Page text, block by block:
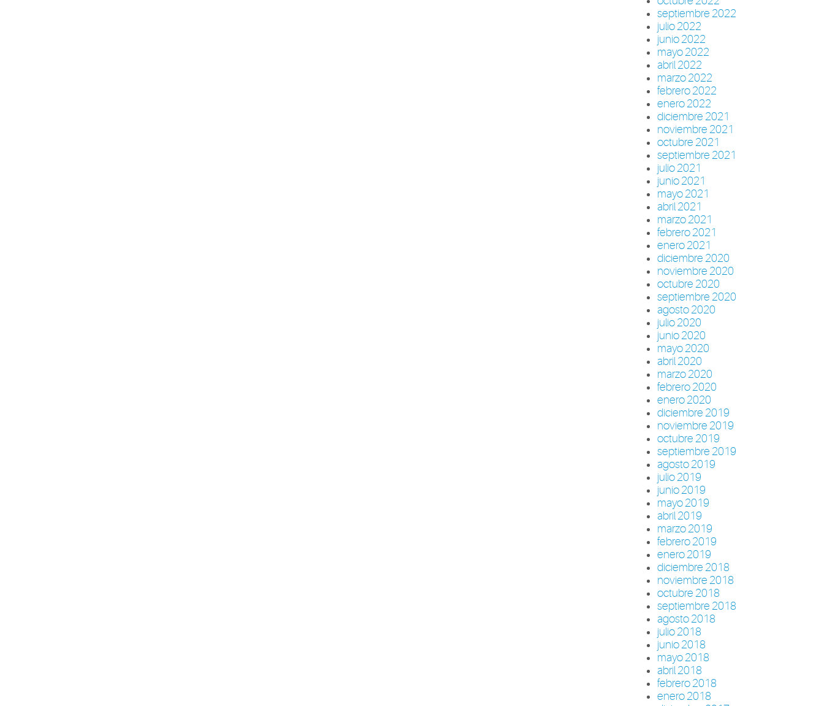
septiembre 2022
julio 2022
junio 2022
mayo 2022
abril 2022
marzo 2022
febrero 2022
enero 2022
diciembre 2021
noviembre 2021
octubre 2021
septiembre 2021
julio 2021
junio 2021
mayo 2021
abril 2021
marzo 2021
febrero 2021
enero 2021
diciembre 2020
noviembre 2020
octubre 2020
septiembre 2020
agosto 2020
julio 2020
junio 2020
mayo 2020
abril 2020
marzo 2020
febrero 2020
enero 2020
diciembre 2019
noviembre 2019
octubre 2019
septiembre 2019
agosto 2019
julio 2019
junio 2019
mayo 2019
abril 2019
marzo 2019
febrero 2019
enero 2019
diciembre 2018
noviembre 2018
octubre 2018
septiembre 2018
agosto 2018
julio 2018
junio 2018
mayo 2018
abril 2018
febrero 2018
enero 2018